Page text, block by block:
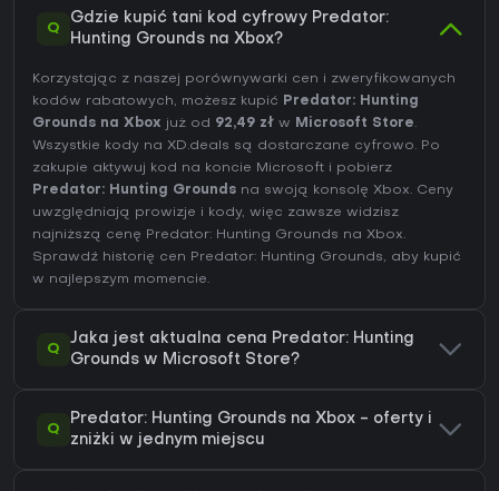
Q
Gdzie kupić tani kod cyfrowy Predator:
Hunting Grounds na Xbox?
Korzystając z naszej porównywarki cen i zweryfikowanych
kodów rabatowych, możesz kupić Predator: Hunting
Grounds na Xbox już od 92,49 zł w Microsoft Store.
Wszystkie kody na XD.deals są dostarczane cyfrowo. Po
zakupie aktywuj kod na koncie Microsoft i pobierz
Predator: Hunting Grounds na swoją konsolę Xbox. Ceny
uwzględniają prowizje i kody, więc zawsze widzisz
najniższą cenę Predator: Hunting Grounds na Xbox.
Sprawdź historię cen Predator: Hunting Grounds, aby kupić
w najlepszym momencie.
Q
Jaka jest aktualna cena Predator: Hunting
Grounds w Microsoft Store?
Q
Predator: Hunting Grounds na Xbox - oferty i
zniżki w jednym miejscu